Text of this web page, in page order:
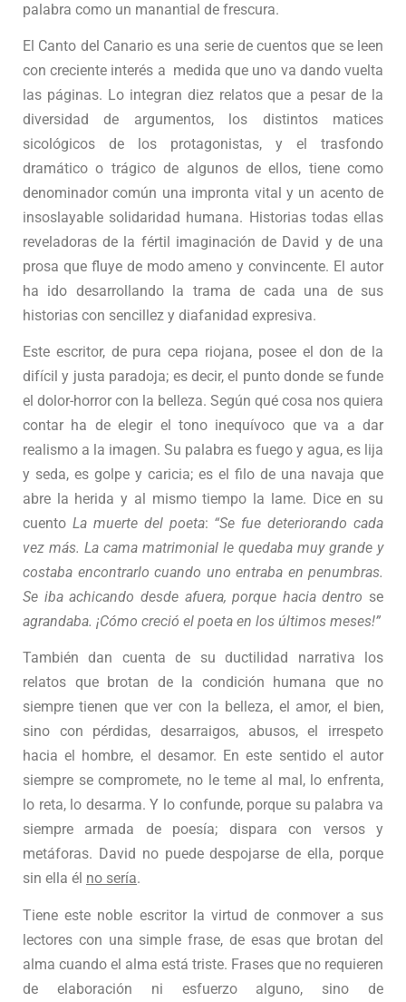
palabra como un manantial de frescura.
El Canto del Canario es una serie de cuentos que se leen
con creciente interés a medida que uno va dando vuelta
las páginas. Lo integran diez relatos que a pesar de la
diversidad de argumentos, los distintos matices
sicológicos de los protagonistas, y el trasfondo
dramático o trágico de algunos de ellos, tiene como
denominador común una impronta vital y un acento de
insoslayable solidaridad humana. Historias todas ellas
reveladoras de la fértil imaginación de David y de una
prosa que fluye de modo ameno y convincente. El autor
ha ido desarrollando la trama de cada una de sus
historias con sencillez y diafanidad expresiva.
Este escritor, de pura cepa riojana, posee el don de la
difícil y justa paradoja; es decir, el punto donde se funde
el dolor-horror con la belleza. Según qué cosa nos quiera
contar ha de elegir el tono inequívoco que va a dar
realismo a la imagen. Su palabra es fuego y agua, es lija
y seda, es golpe y caricia; es el filo de una navaja que
abre la herida y al mismo tiempo la lame. Dice en su
cuento La muerte del poeta: “Se fue deteriorando cada
vez más. La cama matrimonial le quedaba muy grande y
costaba encontrarlo cuando uno entraba en penumbras.
Se iba achicando desde afuera, porque hacia dentro se
agrandaba. ¡Cómo creció el poeta en los últimos meses!”
También dan cuenta de su ductilidad narrativa los
relatos que brotan de la condición humana que no
siempre tienen que ver con la belleza, el amor, el bien,
sino con pérdidas, desarraigos, abusos, el irrespeto
hacia el hombre, el desamor. En este sentido el autor
siempre se compromete, no le teme al mal, lo enfrenta,
lo reta, lo desarma. Y lo confunde, porque su palabra va
siempre armada de poesía; dispara con versos y
metáforas. David no puede despojarse de ella, porque
sin ella él no sería.
Tiene este noble escritor la virtud de conmover a sus
lectores con una simple frase, de esas que brotan del
alma cuando el alma está triste. Frases que no requieren
de elaboración ni esfuerzo alguno, sino de